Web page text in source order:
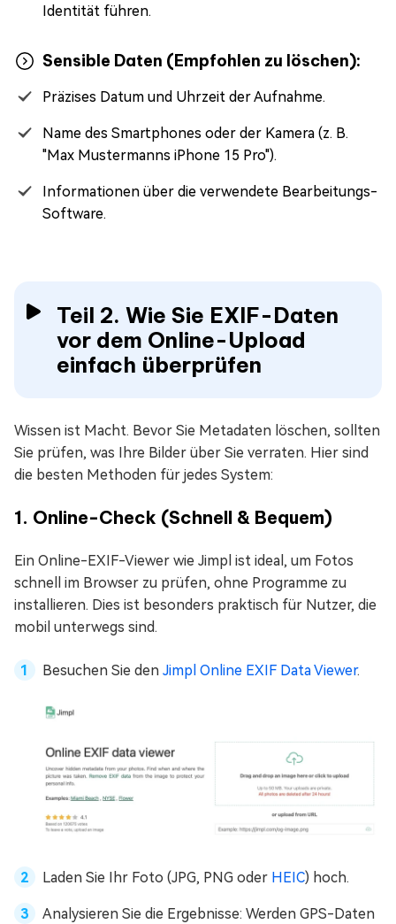
Identität führen.
Sensible Daten (Empfohlen zu löschen):
Präzises Datum und Uhrzeit der Aufnahme.
Name des Smartphones oder der Kamera (z. B.
"Max Mustermanns iPhone 15 Pro").
Informationen über die verwendete Bearbeitungs-
Software.
Teil 2. Wie Sie EXIF-Daten
vor dem Online-Upload
einfach überprüfen
Wissen ist Macht. Bevor Sie Metadaten löschen, sollten
Sie prüfen, was Ihre Bilder über Sie verraten. Hier sind
die besten Methoden für jedes System:
1. Online-Check (Schnell & Bequem)
Ein Online-EXIF-Viewer wie Jimpl ist ideal, um Fotos
schnell im Browser zu prüfen, ohne Programme zu
installieren. Dies ist besonders praktisch für Nutzer, die
mobil unterwegs sind.
Besuchen Sie den Jimpl Online EXIF Data Viewer.
Laden Sie Ihr Foto (JPG, PNG oder HEIC) hoch.
Analysieren Sie die Ergebnisse: Werden GPS-Daten